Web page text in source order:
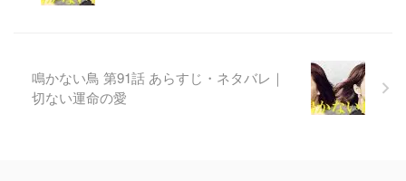
鳴かない鳥 第91話 あらすじ・ネタバレ｜
切ない運命の愛